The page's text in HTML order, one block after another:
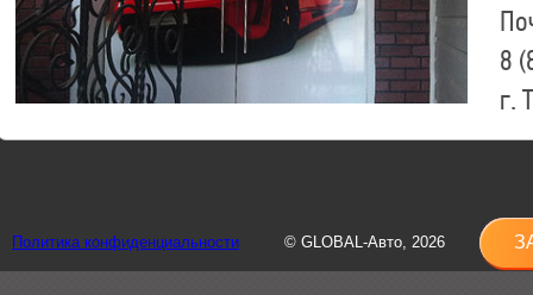
8
г.
8
Политика конфиденциальности © GLOBAL-Авто, 2026